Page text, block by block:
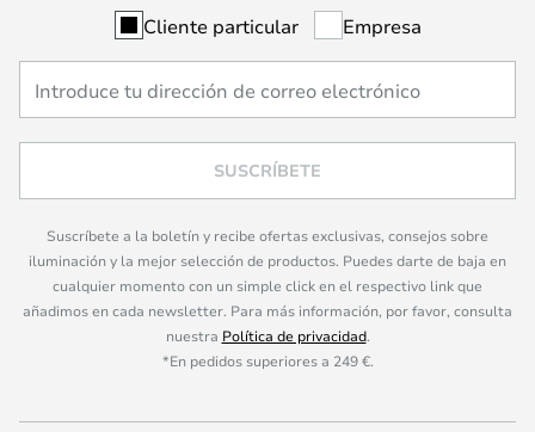
Cliente particular Empresa
SUSCRÍBETE
Suscríbete a la boletín y recibe ofertas exclusivas, consejos sobre
iluminación y la mejor selección de productos. Puedes darte de baja en
cualquier momento con un simple click en el respectivo link que
añadimos en cada newsletter. Para más información, por favor, consulta
nuestra Política de privacidad.
*En pedidos superiores a 249 €.